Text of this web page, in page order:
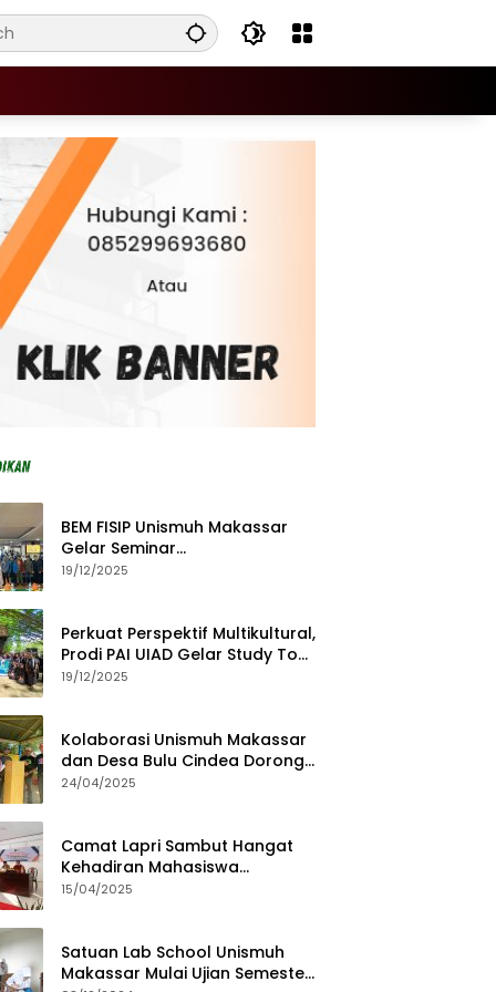
BEM FISIP Unismuh Makassar
Gelar Seminar
Keperempuanan, Bahas
19/12/2025
Perkuat Perspektif Multikultural,
Prodi PAI UIAD Gelar Study Tour
ke Kajang
19/12/2025
Kolaborasi Unismuh Makassar
dan Desa Bulu Cindea Dorong
Sentra Garam Industri
24/04/2025
Camat Lapri Sambut Hangat
Kehadiran Mahasiswa
PoltekMu
15/04/2025
Satuan Lab School Unismuh
Makassar Mulai Ujian Semester,